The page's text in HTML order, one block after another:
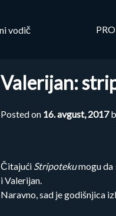
Valerijan:
Posted on 16. avgust, 2017
Čitajući Stripotekumogu da
i Valerijan.
Naravno, sad je godišnjica